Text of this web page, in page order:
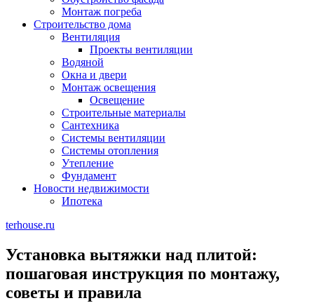
Монтаж погреба
Строительство дома
Вентиляция
Проекты вентиляции
Водяной
Окна и двери
Монтаж освещения
Освещение
Строительные материалы
Сантехника
Системы вентиляции
Системы отопления
Утепление
Фундамент
Новости недвижимости
Ипотека
terhouse.ru
Установка вытяжки над плитой:
пошаговая инструкция по монтажу,
советы и правила